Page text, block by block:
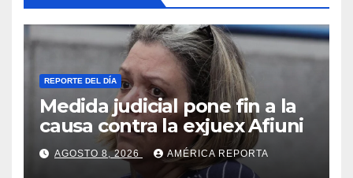
REPORTE DEL DÍA
Medida judicial pone fin a la
causa contra la exjuex Afiuni
AGOSTO 8, 2026 AMÉRICA REPORTA